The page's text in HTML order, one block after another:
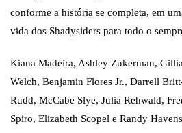
conforme a história se completa, em
vida dos Shadysiders para todo o
Kiana Madeira, Ashley Zukerman,
Welch, Benjamin Flores Jr., Darrell
Rudd, McCabe Slye, Julia Rehwald,
Spiro, Elizabeth Scopel e Randy